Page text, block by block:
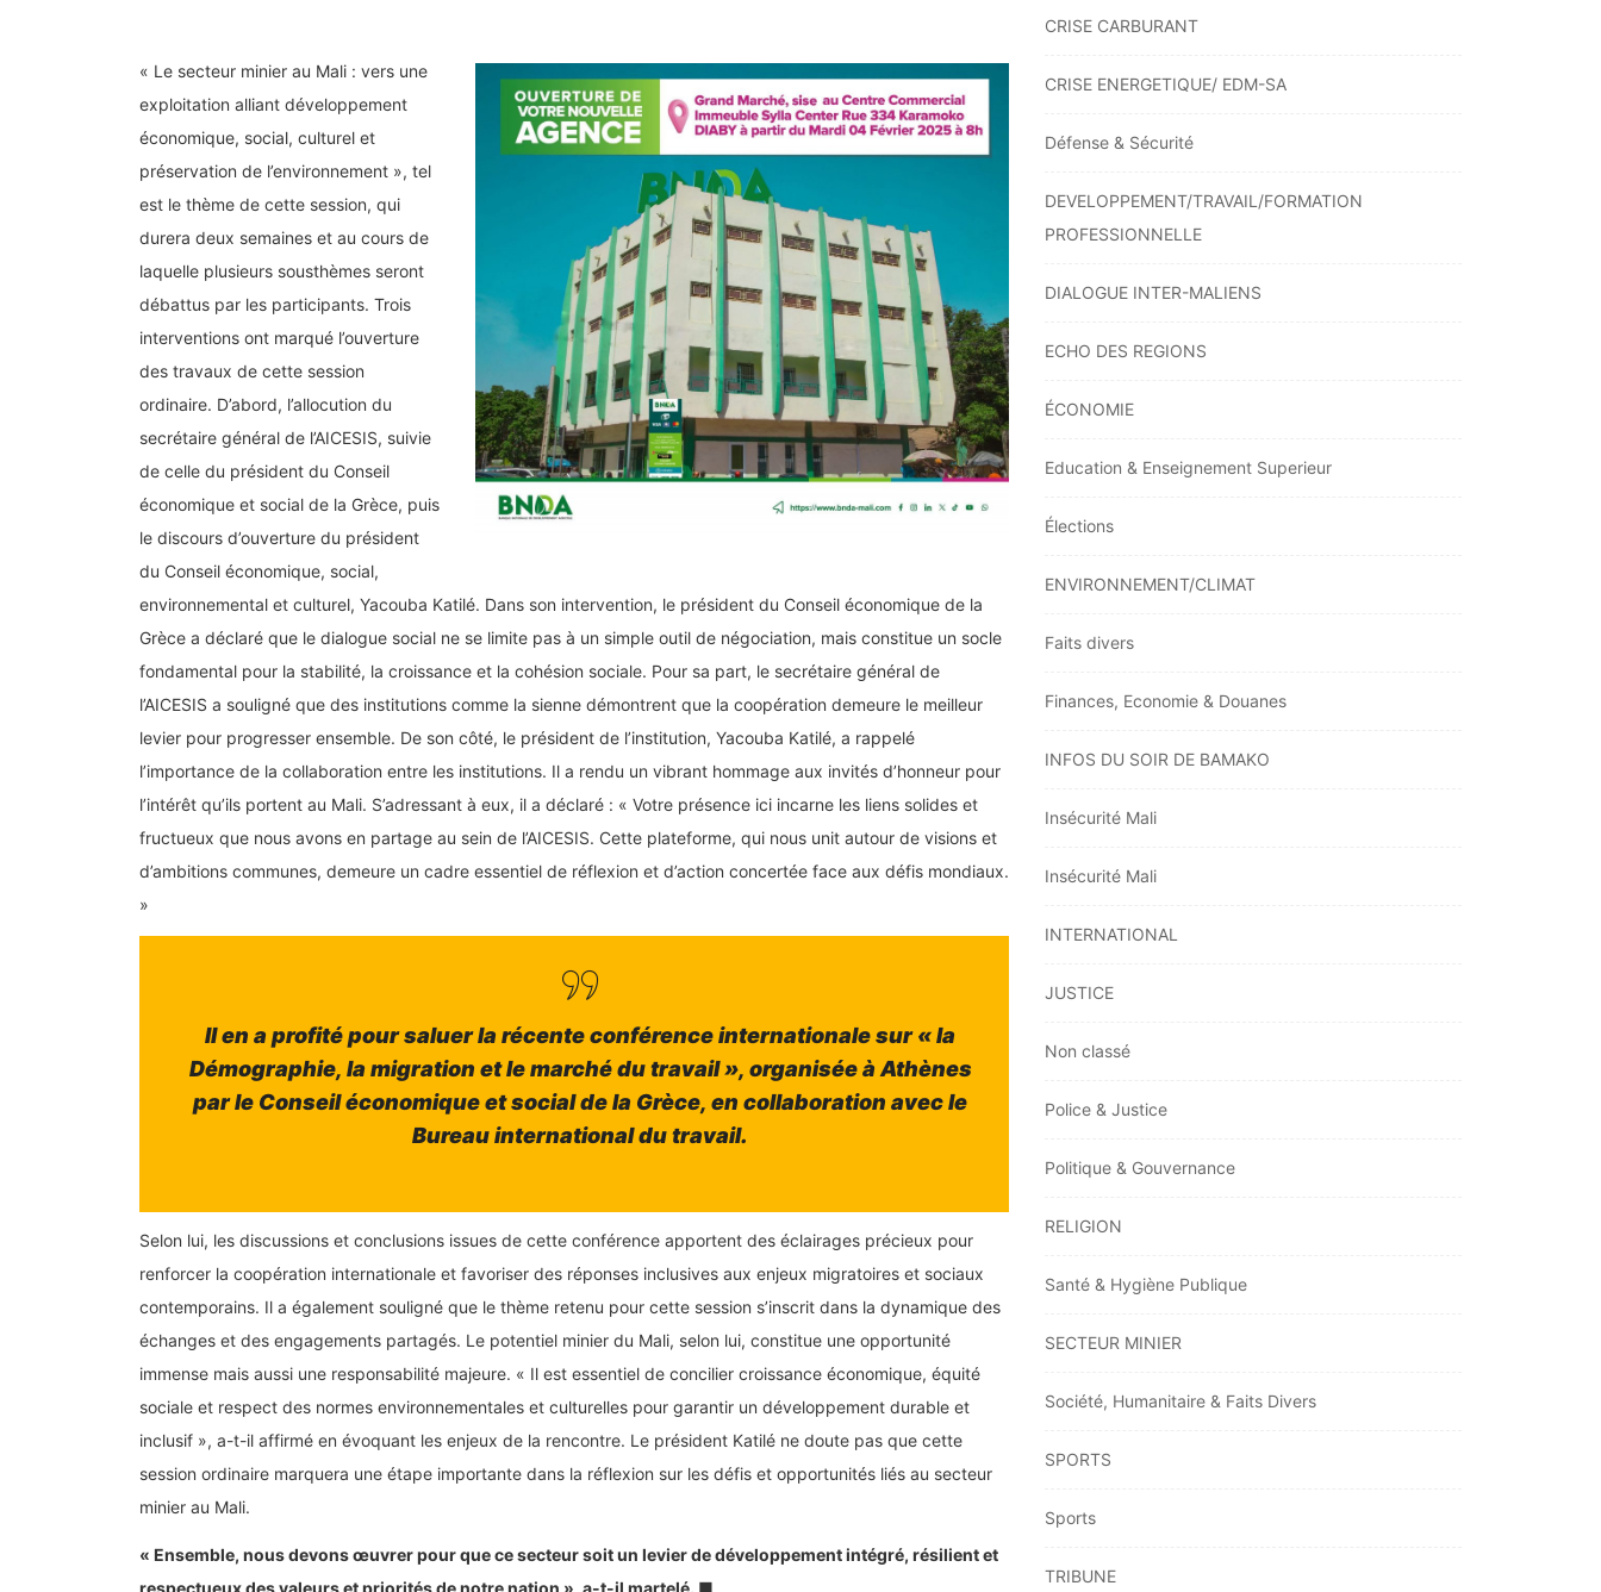
« Le secteur minier au Mali : vers une
exploitation alliant développement
économique, social, culturel et
préservation de l’environnement », tel
est le thème de cette session, qui
durera deux semaines et au cours de
laquelle plusieurs sousthèmes seront
débattus par les participants. Trois
interventions ont marqué l’ouverture
des travaux de cette session
ordinaire. D’abord, l’allocution du
secrétaire général de l’AICESIS, suivie
de celle du président du Conseil
économique et social de la Grèce, puis
le discours d’ouverture du président
du Conseil économique, social,
environnemental et culturel, Yacouba Katilé. Dans son intervention, le président du Conseil économique de la
Grèce a déclaré que le dialogue social ne se limite pas à un simple outil de négociation, mais constitue un socle
fondamental pour la stabilité, la croissance et la cohésion sociale. Pour sa part, le secrétaire général de
l’AICESIS a souligné que des institutions comme la sienne démontrent que la coopération demeure le meilleur
levier pour progresser ensemble. De son côté, le président de l’institution, Yacouba Katilé, a rappelé
l’importance de la collaboration entre les institutions. Il a rendu un vibrant hommage aux invités d’honneur pour
l’intérêt qu’ils portent au Mali. S’adressant à eux, il a déclaré : « Votre présence ici incarne les liens solides et
fructueux que nous avons en partage au sein de l’AICESIS. Cette plateforme, qui nous unit autour de visions et
d’ambitions communes, demeure un cadre essentiel de réflexion et d’action concertée face aux défis mondiaux.
»
Il en a profité pour saluer la récente conférence internationale sur « la
Démographie, la migration et le marché du travail », organisée à Athènes
par le Conseil économique et social de la Grèce, en collaboration avec le
Bureau international du travail.
Selon lui, les discussions et conclusions issues de cette conférence apportent des éclairages précieux pour
renforcer la coopération internationale et favoriser des réponses inclusives aux enjeux migratoires et sociaux
contemporains. Il a également souligné que le thème retenu pour cette session s’inscrit dans la dynamique des
échanges et des engagements partagés. Le potentiel minier du Mali, selon lui, constitue une opportunité
immense mais aussi une responsabilité majeure. « Il est essentiel de concilier croissance économique, équité
sociale et respect des normes environnementales et culturelles pour garantir un développement durable et
inclusif », a-t-il affirmé en évoquant les enjeux de la rencontre. Le président Katilé ne doute pas que cette
session ordinaire marquera une étape importante dans la réflexion sur les défis et opportunités liés au secteur
minier au Mali.
« Ensemble, nous devons œuvrer pour que ce secteur soit un levier de développement intégré, résilient et
CRISE CARBURANT
CRISE ENERGETIQUE/ EDM-SA
Défense & Sécurité
DEVELOPPEMENT/TRAVAIL/FORMATION
PROFESSIONNELLE
DIALOGUE INTER-MALIENS
ECHO DES REGIONS
ÉCONOMIE
Education & Enseignement Superieur
Élections
ENVIRONNEMENT/CLIMAT
Faits divers
Finances, Economie & Douanes
INFOS DU SOIR DE BAMAKO
Insécurité Mali
Insécurité Mali
INTERNATIONAL
JUSTICE
Non classé
Police & Justice
Politique & Gouvernance
RELIGION
Santé & Hygiène Publique
SECTEUR MINIER
Société, Humanitaire & Faits Divers
SPORTS
Sports
TRIBUNE